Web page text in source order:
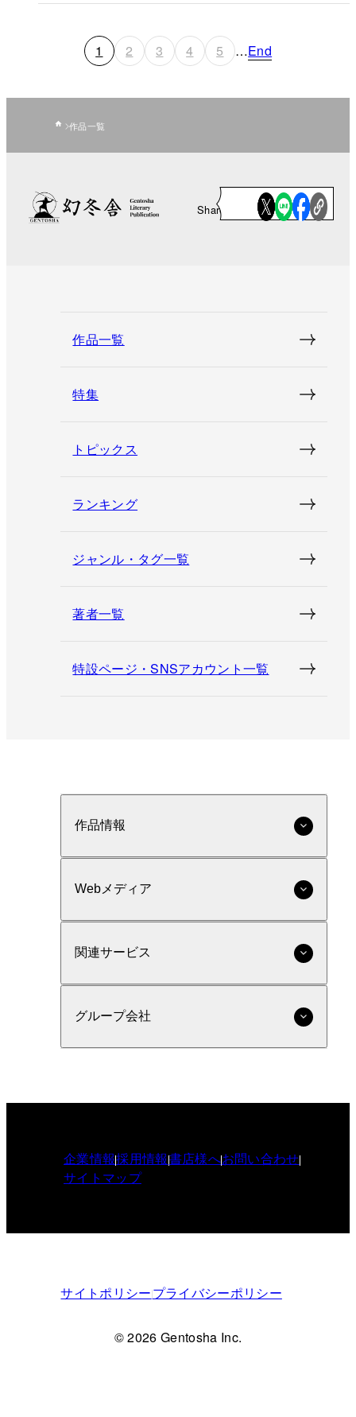
1 2 3 4 5 …End
作品一覧
Share
作品一覧
特集
トピックス
ランキング
ジャンル・タグ一覧
著者一覧
特設ページ・SNSアカウント一覧
作品情報
Webメディア
関連サービス
グループ会社
企業情報採用情報書店様へお問い合わせ
サイトマップ
サイトポリシープライバシーポリシー
© 2026 Gentosha Inc.